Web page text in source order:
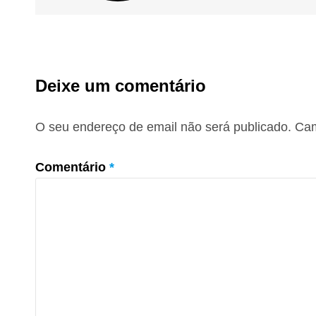
Deixe um comentário
O seu endereço de email não será publicado.
Comentário *